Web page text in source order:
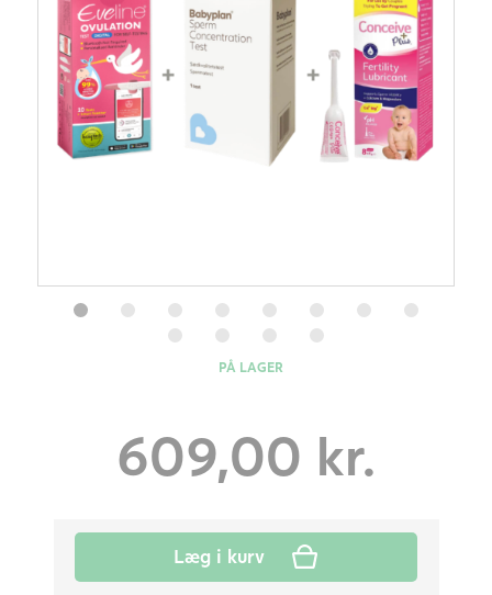
PÅ LAGER
609,00 kr.
Læg i kurv